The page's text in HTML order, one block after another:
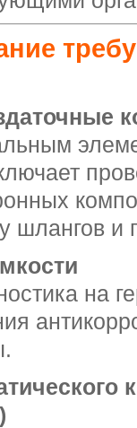
шлангов и
на